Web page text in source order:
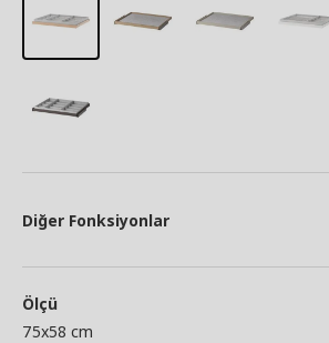
Diğer Fonksiyonlar
Ölçü
75x58 cm